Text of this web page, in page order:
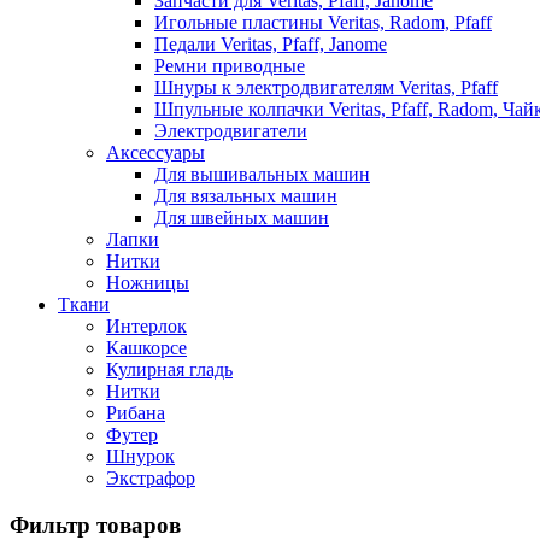
Игольные пластины Veritas, Radom, Pfaff
Педали Veritas, Pfaff, Janome
Ремни приводные
Шнуры к электродвигателям Veritas, Pfaff
Шпульные колпачки Veritas, Pfaff, Radom,
Электродвигатели
Аксессуары
Для вышивальных машин
Для вязальных машин
Для швейных машин
Лапки
Нитки
Ножницы
Ткани
Интерлок
Кашкорсе
Кулирная гладь
Нитки
Рибана
Футер
Шнурок
Экстрафор
Фильтр товаров